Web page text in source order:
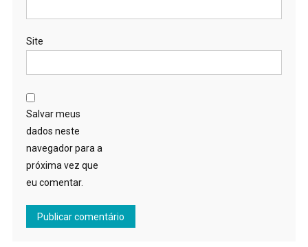
Site
Salvar meus
dados neste
navegador para a
próxima vez que
eu comentar.